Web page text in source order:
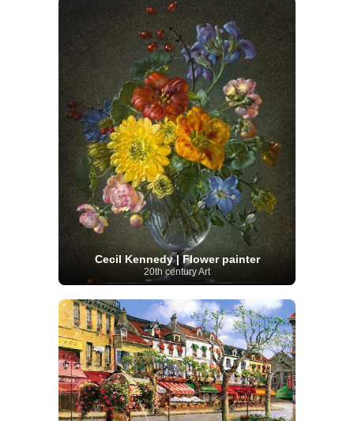
Cecil Kennedy | Flower painter
20th century Art